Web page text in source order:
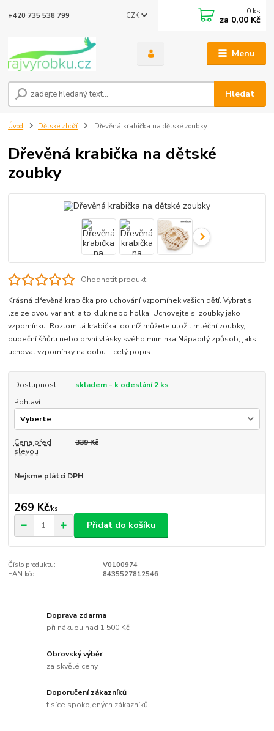
Menu
CZK
Hledat
+420 735 538 799 0 ks
za 0,00 Kč
Úvod Dětské zboží Dřevěná krabička na dětské zoubky
Dřevěná krabička na dětské
zoubky
Ohodnotit produkt
Krásná dřevěná krabička pro uchování vzpomínek vašich dětí. Vybrat si
lze ze dvou variant, a to kluk nebo holka. Uchovejte si zoubky jako
vzpomínku. Roztomilá krabička, do níž můžete uložit mléční zoubky,
pupeční šňůru nebo první vlásky svého miminka Nápaditý způsob, jaksi
uchovat vzpomínky na dobu... celý popis
Dostupnost
skladem - k odeslání 2 ks
Pohlaví
Cena před
slevou
339 Kč
Nejsme plátci DPH
269 Kč/ks
Přidat do košíku
Číslo produktu:
V0100974
EAN kód:
8435527812546
Doprava zdarma
při nákupu nad 1 500 Kč
Obrovský výběr
za skvělé ceny
Doporučení zákazníků
tisíce spokojených zákazníků